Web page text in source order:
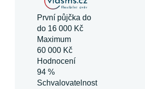
První půjčka do
do 16 000 Kč
Maximum
60 000 Kč
Hodnocení
94 %
Schvalovatelnost